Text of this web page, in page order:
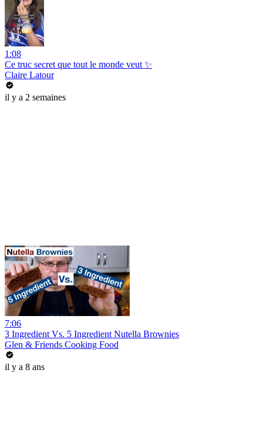
1:08
Ce truc secret que tout le monde veut ✨
Claire Latour
il y a 2 semaines
7:06
3 Ingredient Vs. 5 Ingredient Nutella Brownies
Glen & Friends Cooking Food
il y a 8 ans